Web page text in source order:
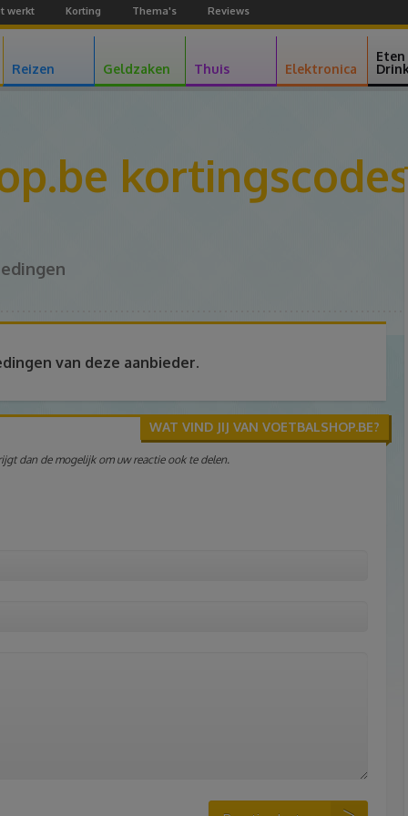
werkt Korting Thema's Reviews
Reizen Geldzaken Thuis Elektronica
Eten
van deze aanbieder.
WAT VIND JIJ VAN VOETBALSHOP.BE?
dan de mogelijk om uw reactie ook te delen.